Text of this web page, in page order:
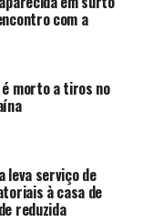
com a
é morto a tiros no
leva serviço de
à casa de
reduzida